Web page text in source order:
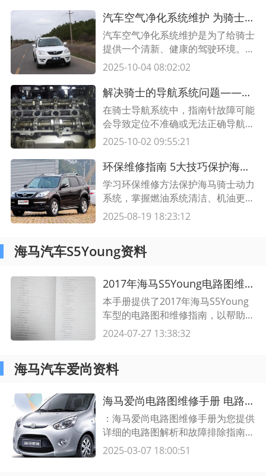
空调等。跟随这些提示，保持您的汽
车空调系统良好运行，享受愉快的驾
驶体验。
汽车空气净化系统维护 为骑士提供清新驾驶空间
汽车空气净化系统维护是为了给骑士
提供一个清新、健康的驾驶环境。了
解如何保养和清洁汽车空气净化系
2025-10-04 08:02:02
解决骑士的导航系统问题——指南针故障排查与修复方法
在骑士导航系统中，指南针故障可能
会导致定位不准确或无法正确导航。
本文提供了一份指南针故障排查与修
问题。
2025-10-02 09:55:21
环保维修指南 5大技巧保护海马骑士动力系统，延长使用寿命
学习环保维修方法保护海马骑士动力
系统，掌握燃油系统清洁、机油更换
等5项核心技巧，降低排放同时提升
2025-08-19 18:23:12
海马汽车S5Young资料
2017年海马S5Young电路图维修手册 海马S5Young维修指南及电路图解析
本手册提供了2017年海马S5Young
车型的电路图和维修指南，以帮助技
术人员快速诊断和修复车辆电路问
维修技巧和注意事项。适合海马S5Y
使用。
2024-07-27 13:38:32
海马汽车爱尚资料
海马爱尚电路图维修手册 电路图解析和故障排除指南
：海马爱尚电路图维修手册为您提供
详细的电路图解析和故障排除指南。
通过本手册，您将学习如何正确维修
2025-03-07 18:00:51